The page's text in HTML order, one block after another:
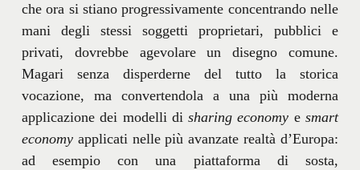
che ora si stiano progressivamente concentrando nelle
mani degli stessi soggetti proprietari, pubblici e
privati, dovrebbe agevolare un disegno comune.
Magari senza disperderne del tutto la storica
vocazione, ma convertendola a una più moderna
applicazione dei modelli disharing economy esmart
economyapplicati nelle più avanzate realtà d’Europa:
ad esempio con una piattaforma di sosta,